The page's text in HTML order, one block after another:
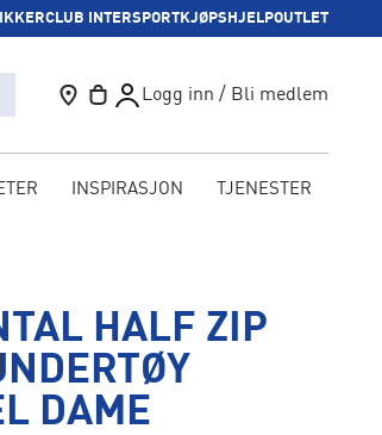
CLUB INTERSPORTKJØPSHJELPOUTLET
Logg inn / Bli medlem
INSPIRASJON TJENESTER
HALF ZIP
DAME